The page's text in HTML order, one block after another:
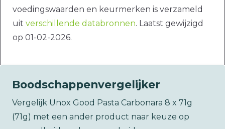
voedingswaarden en keurmerken is verzameld
uit verschillende databronnen. Laatst gewijzigd
op 01-02-2026.
Boodschappenvergelijker
Vergelijk Unox Good Pasta Carbonara 8 x 71g
(71g) met een ander product naar keuze op